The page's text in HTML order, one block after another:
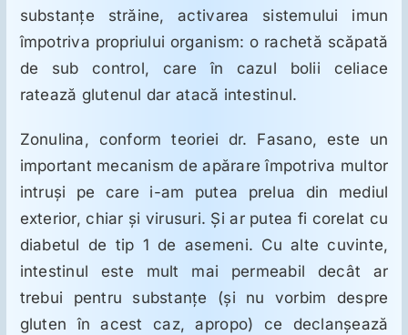
substanţe străine, activarea sistemului imun
împotriva propriului organism: o rachetă scăpată
de sub control, care în cazul bolii celiace
ratează glutenul dar atacă intestinul.
Zonulina, conform teoriei dr. Fasano, este un
important mecanism de apărare împotriva multor
intruşi pe care i-am putea prelua din mediul
exterior, chiar şi virusuri. Şi ar putea fi corelat cu
diabetul de tip 1 de asemeni. Cu alte cuvinte,
intestinul este mult mai permeabil decât ar
trebui pentru substanţe (şi nu vorbim despre
gluten în acest caz, apropo) ce declanşează